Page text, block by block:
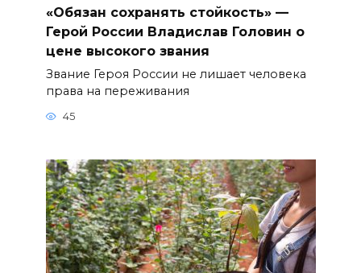
«Обязан сохранять стойкость» —
Герой России Владислав Головин о
цене высокого звания
Звание Героя России не лишает человека
права на переживания
45